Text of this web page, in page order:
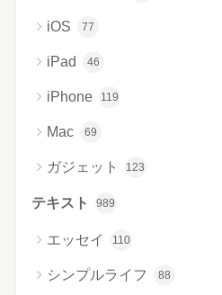
iOS 77
iPad 46
iPhone 119
Mac 69
ガジェット 123
テキスト 989
エッセイ 110
シンプルライフ 88